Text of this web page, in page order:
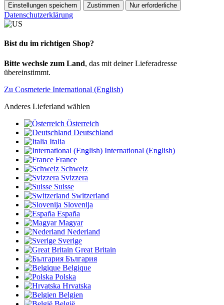
Einstellungen speichern Zustimmen Nur erforderliche
Datenschutzerklärung
Bist du im richtigen Shop?
Bitte wechsle zum Land, das mit deiner Lieferadresse
übereinstimmt.
Zu Cosmeterie International (English)
Anderes Lieferland wählen
Österreich
Deutschland
Italia
International (English)
France
Schweiz
Svizzera
Suisse
Switzerland
Slovenija
España
Magyar
Nederland
Sverige
Great Britain
България
Belgique
Polska
Hrvatska
Belgien